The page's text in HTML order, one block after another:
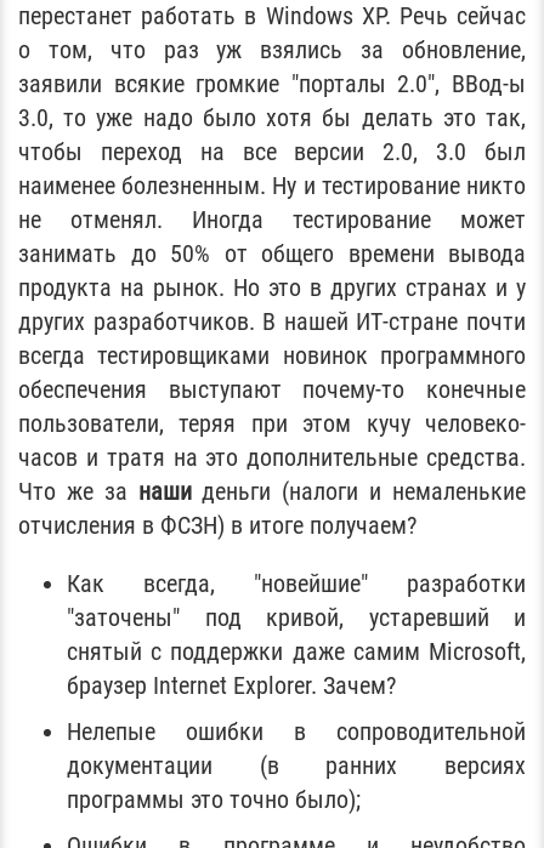
перестанет работать в Windows XP. Речь сейчас
о том, что раз уж взялись за обновление,
заявили всякие громкие "порталы 2.0", ВВод-ы
3.0, то уже надо было хотя бы делать это так,
чтобы переход на все версии 2.0, 3.0 был
наименее болезненным. Ну и тестирование никто
не отменял. Иногда тестирование может
занимать до 50% от общего времени вывода
продукта на рынок. Но это в других странах и у
других разработчиков. В нашей ИТ-стране почти
всегда тестировщиками новинок программного
обеспечения выступают почему-то конечные
пользователи, теряя при этом кучу человеко-
часов и тратя на это дополнительные средства.
Что же за нашиденьги (налоги и немаленькие
отчисления в ФСЗН) в итоге получаем?
Как всегда, "новейшие" разработки
"заточены" под кривой, устаревший и
снятый с поддержки даже самим Microsoft,
браузер Internet Explorer. Зачем?
Нелепые ошибки в сопроводительной
документации (в ранних версиях
программы это точно было);